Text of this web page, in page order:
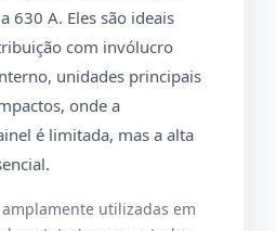
630 A. Eles são ideais
com invólucro
unidades principais
onde a
é limitada, mas a alta
utilizadas em